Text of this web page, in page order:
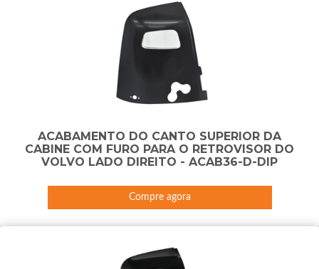
ACABAMENTO DO CANTO SUPERIOR DA
CABINE COM FURO PARA O RETROVISOR DO
VOLVO LADO DIREITO - ACAB36-D-DIP
Compre agora